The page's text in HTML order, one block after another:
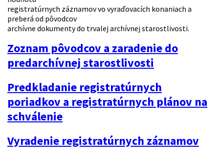
registratúrnych záznamov vo vyraďovacích konaniach a
preberá od pôvodcov
archívne dokumenty do trvalej archívnej starostlivosti.
Zoznam pôvodcov a zaradenie do
predarchívnej starostlivosti
Predkladanie registratúrnych
poriadkov a registratúrnych plánov na
schválenie
Vyradenie registratúrnych záznamov